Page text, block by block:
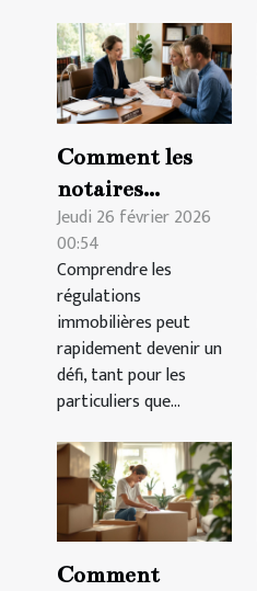
Comment les
notaires
facilitent la
compréhension
des régulations
immobilières ?
Jeudi 26 février 2026
00:54
Comprendre les
régulations
immobilières peut
rapidement devenir un
défi, tant pour les
particuliers que...
Comment